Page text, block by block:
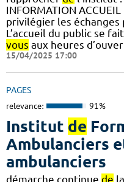
INFORMATION
privilégier les échanges
L’accueil du public se
vous aux heures
15/04/2025 17:00
PAGES
relevance: 91%
Institut de
Ambulanciers
ambulanciers
démarche continue de